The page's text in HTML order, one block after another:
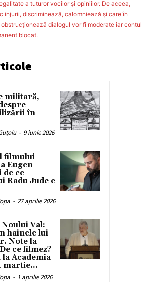
a tuturor vocilor şi opiniilor. De aceea,
injurii, discriminează, calomniează şi care în
dialogul vor fi moderate iar contul
blocat.
militară,
în
- 9 iunie 2026
filmului
Eugen
de ce
Radu Jude e
- 27 aprilie 2026
Val:
hainele lui
Note la
ce filmez?
Academia
martie...
- 1 aprilie 2026